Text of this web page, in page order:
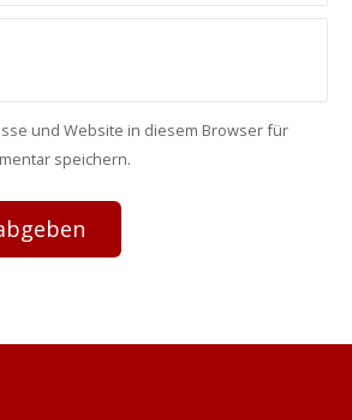
und Website in diesem Browser für
speichern.